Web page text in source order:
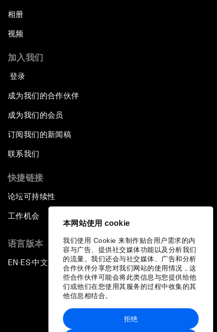
本网站使用 cookie
我们使用 Cookie 来制作贴合用户需求的内
容与广告、提供社交媒体功能以及分析我们
的流量。我们还会与社交媒体、广告和分析
合作伙伴分享您对我们网站的使用情况，这
些合作伙伴可能会将此类信息与您提供给他
们或他们在您使用其服务的过程中收集的其
他信息相结合。
拒绝
相册
视频
加入我们
登录
成为我们的合作伙伴
成为我们的会员
订阅我们的新闻稿
联系我们
快捷链接
论坛可持续性
工作机会
语言版本
EN ▪ES▪中文▪ 日本語